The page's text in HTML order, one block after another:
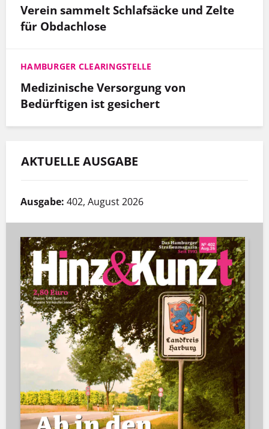
Verein sammelt Schlafsäcke und Zelte
für Obdachlose
HAMBURGER CLEARINGSTELLE
Medizinische Versorgung von
Bedürftigen ist gesichert
AKTUELLE AUSGABE
Ausgabe: 402, August 2026